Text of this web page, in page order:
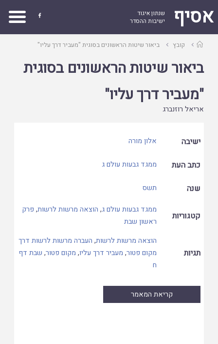
אסיף
שנתון איגוד
ישיבות ההסדר

עמודקובץ ביאור שיטות הראשונים בסוגית "מעביר דרך עליו"
ביאור שיטות הראשונים בסוגית
"מעביר דרך עליו"
אריאל רוזנברג
ישיבה אלון מורה
כתב העת ממגד גבעות עולם ג
שנה תשס
קטגוריות
ממגד גבעות עולם ג, הוצאה מרשות לרשות, פרק
ראשון שבת
תגיות
הוצאה מרשות לרשות, העברה מרשות לרשות דרך
מקום פטור, מעביר דרך עליו, מקום פטור, שבת דף
ח
קריאת המאמר